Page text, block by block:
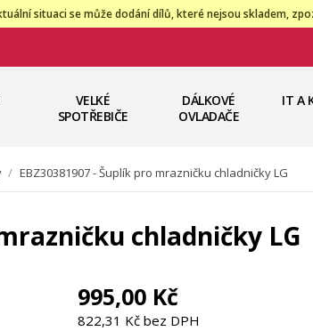
situaci se může dodání dílů, které nejsou skladem,
VELKÉ
SPOTŘEBIČE
DÁLKOVÉ
OVLADAČE
IT A
/ EBZ30381907 - Šuplík pro mrazničku chladničky LG
chladničky LG
995,00 Kč
822,31 Kč bez DPH